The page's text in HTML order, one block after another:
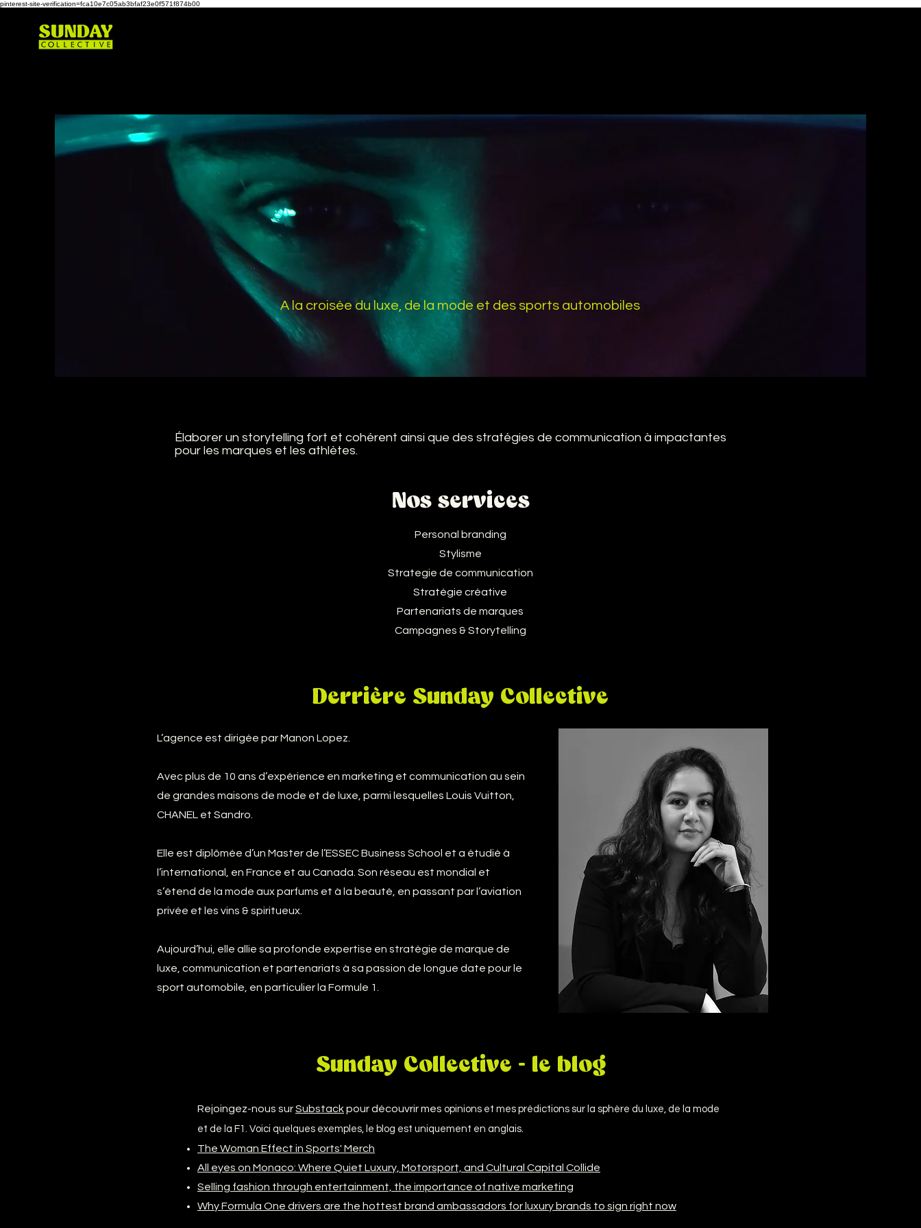
pinterest-site-verification=fca10e7c05ab3bfaf23e0f571f874b00
A la croisée du luxe, de la mode et des sports automobiles
Élaborer un storytelling fort et cohérent ainsi que des stratégies de communication à impactantes
pour les marques et les athlètes.
Nos services
Personal branding
Stylisme
Strategie de communication
Stratégie créative
Partenariats de marques
Campagnes & Storytelling
Derrière Sunday Collective
L’agence est dirigée par Manon Lopez.
Avec plus de 10 ans d’expérience en marketing et communication au sein
de grandes maisons de mode et de luxe, parmi lesquelles Louis Vuitton,
CHANEL et Sandro.
Elle est diplômée d’un Master de l’ESSEC Business School et a étudié à
l’international, en France et au Canada. Son réseau est mondial et
s’étend de la mode aux parfums et à la beauté, en passant par l’aviation
privée et les vins & spiritueux.
Aujourd’hui, elle allie sa profonde expertise en stratégie de marque de
luxe, communication et partenariats à sa passion de longue date pour le
sport automobile, en particulier la Formule 1.
Sunday Collective - le blog
Rejoingez-nous surSubstackpour découvrir mes opinions et mes prédictions sur la sphère du luxe, de la mode
et de la F1. Voici quelques exemples, le blog est uniquement en anglais.
The Woman Effect in Sports' Merch
All eyes on Monaco: Where Quiet Luxury, Motorsport, and Cultural Capital Collide
Selling fashion through entertainment, the importance of native marketing
Why Formula One drivers are the hottest brand ambassadors for luxury brands to sign right now